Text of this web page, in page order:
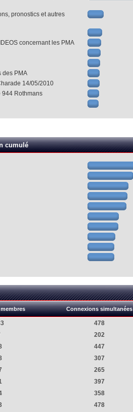
pronostics et autres
concernant les PMA
des PMA
14/05/2010
944 Rothmans
cumulé
Connexions simultanées
478
202
447
307
265
397
358
478